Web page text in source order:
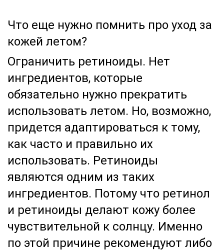
Что еще нужно помнить про уход за
кожей летом?
Ограничить ретиноиды. Нет
ингредиентов, которые
обязательно нужно прекратить
использовать летом. Но, возможно,
придется адаптироваться к тому,
как часто и правильно их
использовать. Ретиноиды
являются одним из таких
ингредиентов. Потому что ретинол
и ретиноиды делают кожу более
чувствительной к солнцу. Именно
по этой причине рекомендуют либо